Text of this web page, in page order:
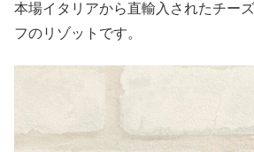
本場イタリアから直輸入されたチー
フのリゾットです。